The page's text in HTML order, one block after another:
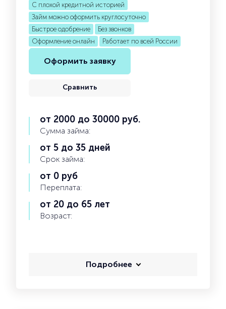
С плохой кредитной историей
Займ можно оформить круглосуточно
Быстрое одобрение
Без звонков
Оформление онлайн
Работает по всей России
Оформить заявку
Сравнить
от 2000 до 30000 руб.
Сумма займа:
от 5 до 35 дней
Срок займа:
от 0 руб
Переплата:
от 20 до 65 лет
Возраст:
Подробнее